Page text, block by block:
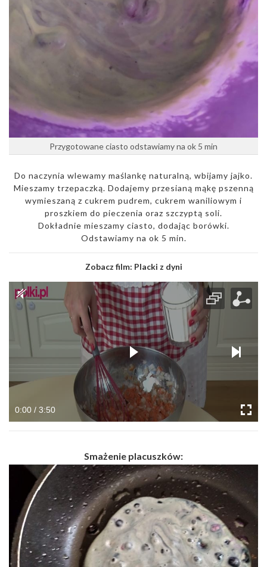
Przygotowane ciasto odstawiamy na ok 5 min
Do naczynia wlewamy maślankę naturalną, wbijamy jajko.
Mieszamy trzepaczką. Dodajemy przesianą mąkę pszenną
wymieszaną z cukrem pudrem, cukrem waniliowym i
proszkiem do pieczenia oraz szczyptą soli.
Dokładnie mieszamy ciasto, dodając borówki.
Odstawiamy na ok 5 min.
Zobacz film: Placki z dyni
0:00 / 3:50
Smażenie placuszków: